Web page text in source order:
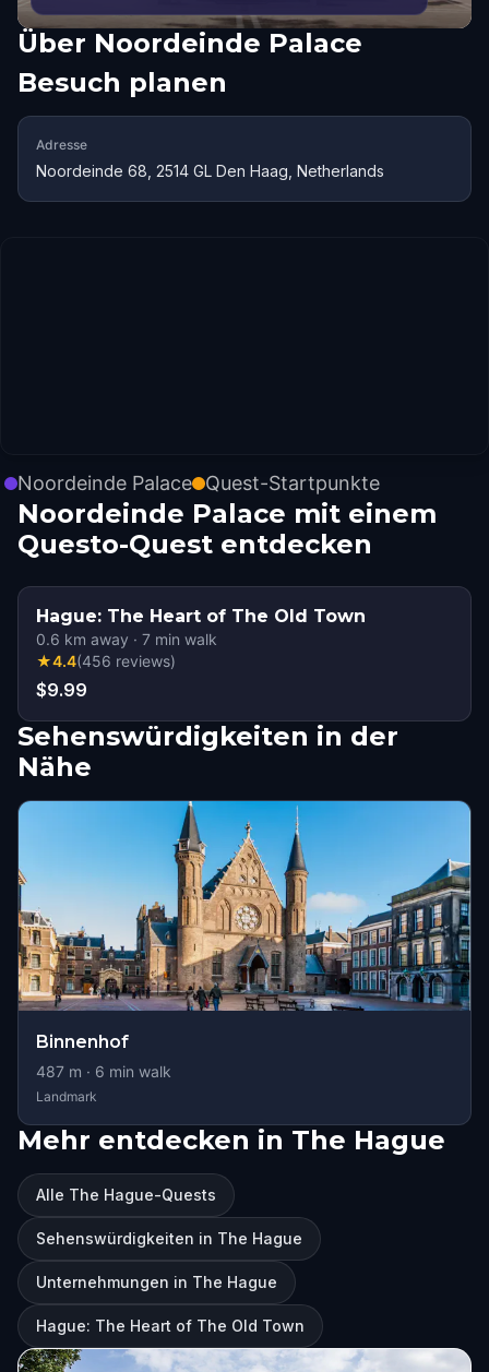
Über Noordeinde Palace
Besuch planen
Adresse
Noordeinde 68, 2514 GL Den Haag, Netherlands
Noordeinde Palace Quest-Startpunkte
Noordeinde Palace mit einem
Questo-Quest entdecken
Hague: The Heart of The Old Town
0.6 km away · 7 min walk
★4.4(456 reviews)
$9.99
Sehenswürdigkeiten in der
Nähe
Binnenhof
487 m · 6 min walk
Landmark
Mehr entdecken in The Hague
Alle The Hague-Quests
Sehenswürdigkeiten in The Hague
Unternehmungen in The Hague
Hague: The Heart of The Old Town